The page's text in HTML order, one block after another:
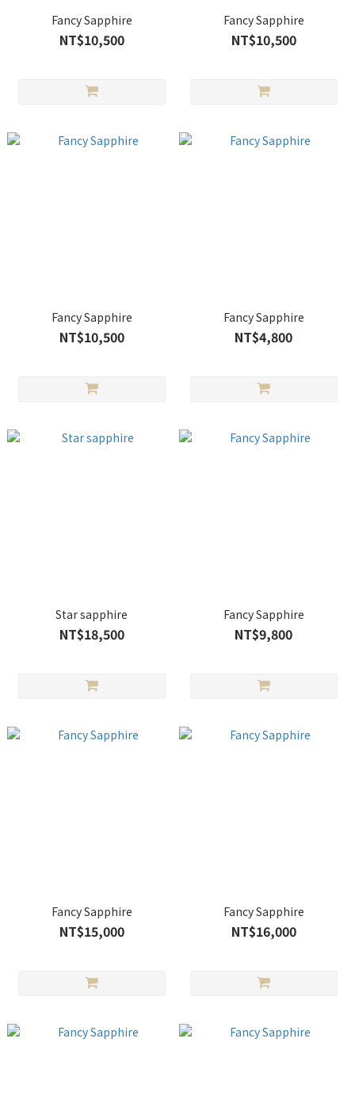
Fancy Sapphire
NT$10,500
Fancy Sapphire
NT$10,500
Fancy Sapphire
NT$10,500
Fancy Sapphire
NT$4,800
Star sapphire
NT$18,500
Fancy Sapphire
NT$9,800
Fancy Sapphire
NT$15,000
Fancy Sapphire
NT$16,000